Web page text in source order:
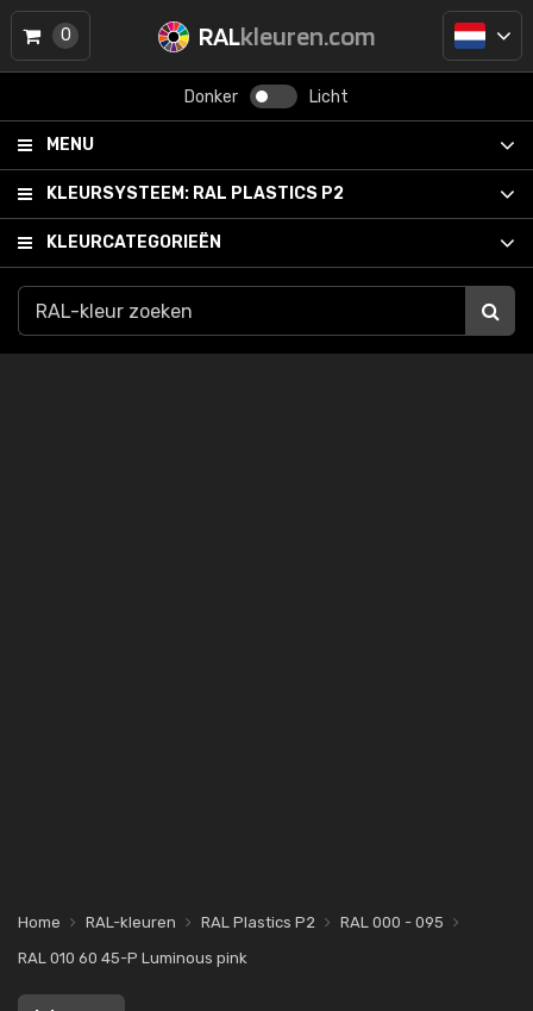
RALkleuren.com
Donker Licht
MENU
KLEURSYSTEEM: RAL PLASTICS P2
KLEURCATEGORIEËN
0
Home RAL-kleuren RAL Plastics P2
RAL 000 - 095
RAL 010 60 45-P Luminous pink